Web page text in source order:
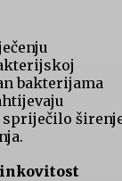
bakterijama